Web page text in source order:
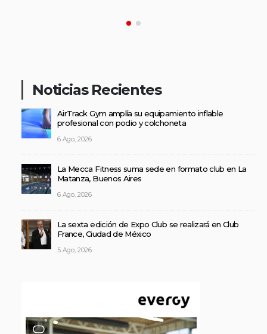
Noticias Recientes
AirTrack Gym amplía su equipamiento inflable
profesional con podio y colchoneta
6 Ago, 2026
La Mecca Fitness suma sede en formato club en La
Matanza, Buenos Aires
6 Ago, 2026
La sexta edición de Expo Club se realizará en Club
France, Ciudad de México
5 Ago, 2026